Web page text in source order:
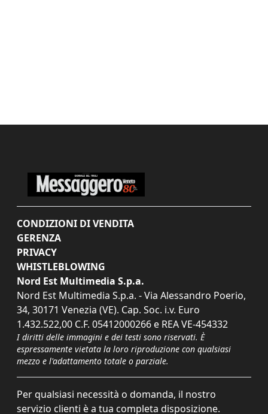
CONDIZIONI DI VENDITA
GERENZA
PRIVACY
WHISTLEBLOWING
Nord Est Multimedia S.p.a.
Nord Est Multimedia S.p.a. - Via Alessandro Poerio,
34, 30171 Venezia (VE). Cap. Soc. i.v. Euro
1.432.522,00 C.F. 05412000266 e REA VE-454332
I diritti delle immagini e dei testi sono riservati. È
espressamente vietata la loro riproduzione con qualsiasi
mezzo e l'adattamento totale o parziale.
Per qualsiasi necessità o domanda, il nostro
servizio clienti è a tua completa disposizione.